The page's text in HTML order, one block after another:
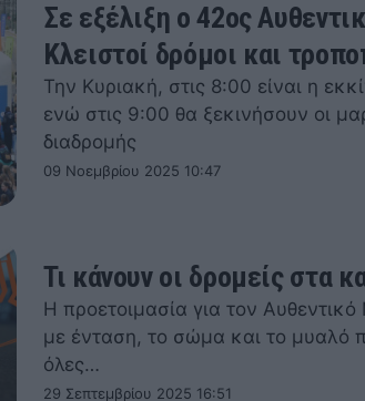
Σε εξέλιξη ο 42ος
Κλειστοί δρόμοι και
Την Κυριακή, στις 8:00 είναι η
ενώ στις 9:00 θα ξεκινήσουν οι
διαδρομής
09 Νοεμβρίου 2025 10:47
Τι κάνουν οι δρομείς στα
Η προετοιμασία για τον
με ένταση, το σώμα και το μυαλό
όλες…
29 Σεπτεμβρίου 2025 16:51